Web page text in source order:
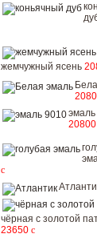
жемчужный ясень
20800
c
чёрная с золотой
23650 c